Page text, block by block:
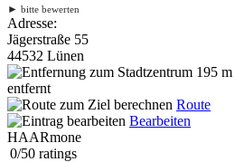
► bitte bewerten
Adresse:
Jägerstraße 55
44532 Lünen
195 m
entfernt
Route
Bearbeiten
HAARmone
0/50 ratings